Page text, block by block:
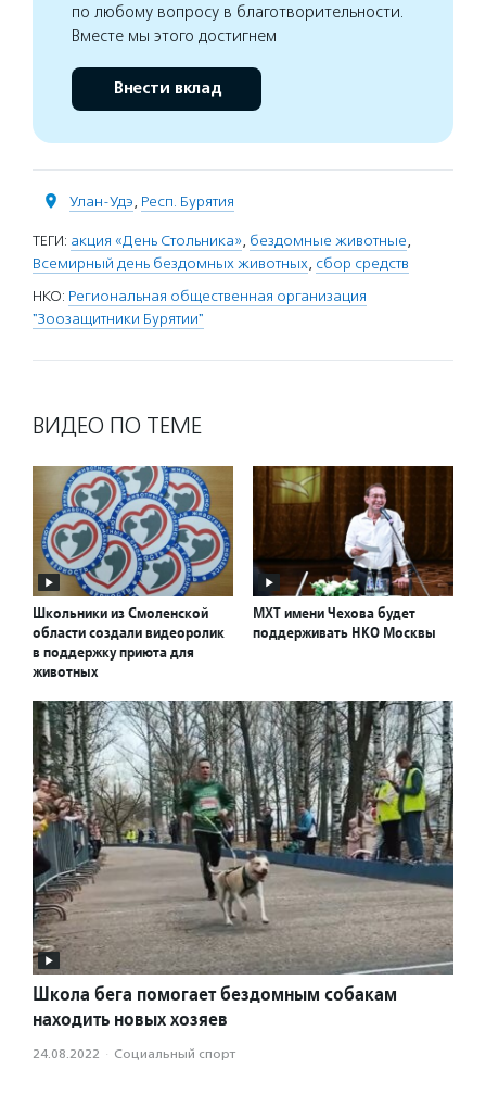
по любому вопросу в благотворительности.
Вместе мы этого достигнем
Внести вклад
Улан-Удэ, Респ. Бурятия
ТЕГИ: акция «День Стольника», бездомные животные,
Всемирный день бездомных животных, сбор средств
НКО: Региональная общественная организация
"Зоозащитники Бурятии"
ВИДЕО ПО ТЕМЕ
Школьники из Смоленской
области создали видеоролик
в поддержку приюта для
животных
МХТ имени Чехова будет
поддерживать НКО Москвы
Школа бега помогает бездомным собакам
находить новых хозяев
24.08.2022 · Социальный спорт